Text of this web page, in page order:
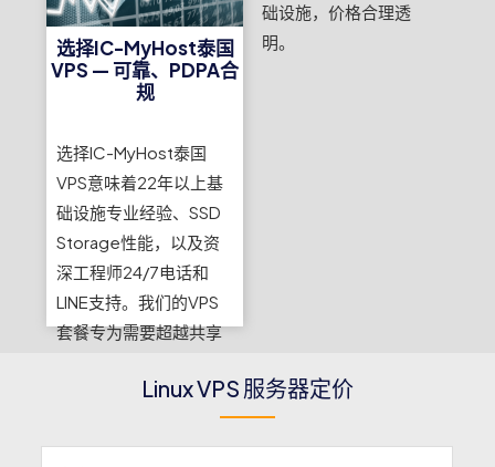
VPS服务器运行在合艾
CAT-IDC机场区域的
SSD存储上。
础设施，价格合理透
明。
选择IC-MyHost泰国
VPS — 可靠、PDPA合
规
选择IC-MyHost泰国
VPS意味着22年以上基
础设施专业经验、SSD
Storage性能，以及资
深工程师24/7电话和
LINE支持。我们的VPS
套餐专为需要超越共享
靠、可扩展，由真人工
程师而非自动化系统提
供支持。立即开始，体
Linux VPS 服务器定价